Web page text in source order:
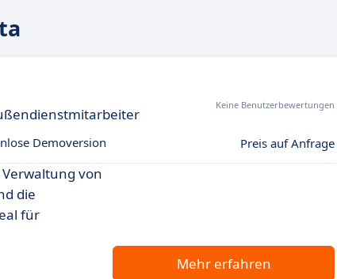
Keine Benutzerbewertungen
Demoversion Preis auf Anfrage
von
die
für
Mehr erfahren